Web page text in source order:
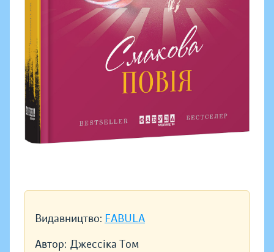
Видавництво: FABULA
Автор: Джессіка Том